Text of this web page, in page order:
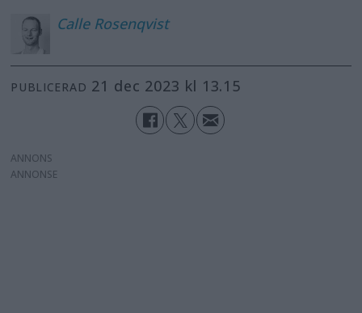
Calle Rosenqvist
PUBLICERAD 21 dec 2023 kl 13.15
ANNONS